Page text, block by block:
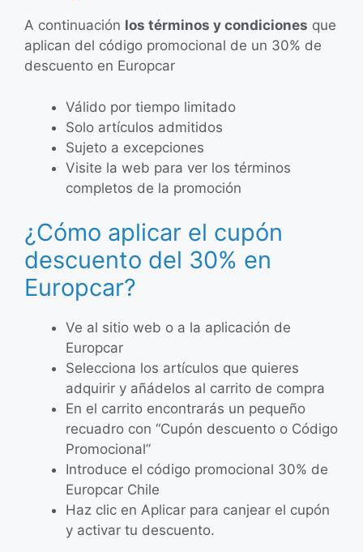
A continuación los términos y condiciones que
aplican del código promocional de un 30% de
descuento en Europcar
Válido por tiempo limitado
Solo artículos admitidos
Sujeto a excepciones
Visite la web para ver los términos
completos de la promoción
¿Cómo aplicar el cupón
descuento del 30% en
Europcar?
Ve al sitio web o a la aplicación de
Europcar
Selecciona los artículos que quieres
adquirir y añádelos al carrito de compra
En el carrito encontrarás un pequeño
recuadro con “Cupón descuento o Código
Promocional”
Introduce el código promocional 30% de
Europcar Chile
Haz clic en Aplicar para canjear el cupón
y activar tu descuento.